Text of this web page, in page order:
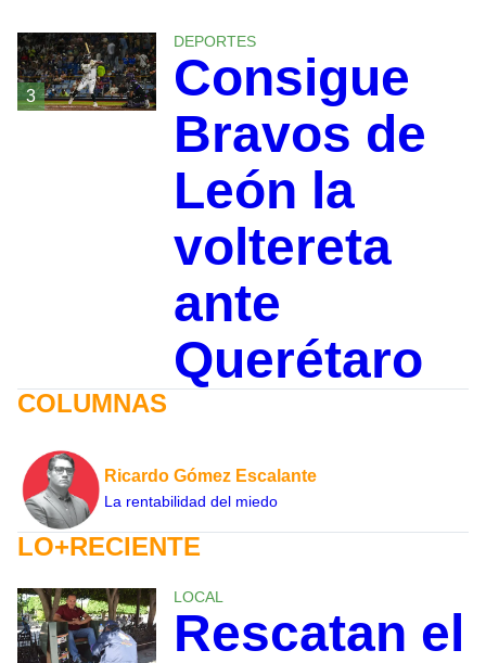
3
DEPORTES
Consigue
Bravos de
León la
voltereta
ante
Querétaro
COLUMNAS
Ricardo Gómez Escalante
La rentabilidad del miedo
LO+RECIENTE
LOCAL
Rescatan el